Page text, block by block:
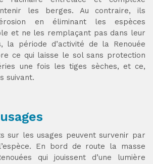
les berges. Au contraire, ils
en éliminant les espèces
et ne les remplaçant pas dans leur
la période d’activité de la Renouée
ce qui laisse le sol sans protection
une fois les tiges sèches, et ce,
suivant.
sur les usages peuvent survenir par
En bord de route la masse
qui jouissent d’une lumière